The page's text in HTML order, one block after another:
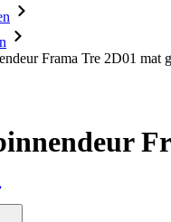
Frama Tre 2D01 mat